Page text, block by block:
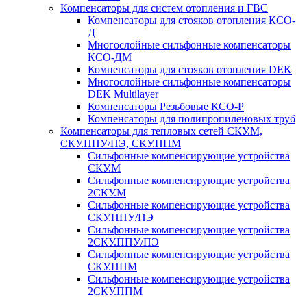
Компенсаторы для систем отопления и ГВС
Компенсаторы для стояков отопления КСО-
Д
Многослойные сильфонные компенсаторы
КСО-ДМ
Компенсаторы для стояков отопления DEK
Многослойные сильфонные компенсаторы
DEK Multilayer
Компенсаторы Резьбовые КСО-Р
Компенсаторы для полипропиленовых труб
Компенсаторы для тепловых сетей СКУ.М,
СКУ.ППУ/ПЭ, СКУ.ППМ
Сильфонные компенсирующие устройства
СКУ.М
Сильфонные компенсирующие устройства
2СКУ.М
Сильфонные компенсирующие устройства
СКУ.ППУ/ПЭ
Сильфонные компенсирующие устройства
2СКУ.ППУ/ПЭ
Сильфонные компенсирующие устройства
СКУ.ППМ
Сильфонные компенсирующие устройства
2СКУ.ППМ